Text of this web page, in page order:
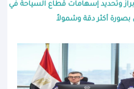
وتحديد إسهامات قطاع السياحة في
بصورة أكثر دقة وشمولاً